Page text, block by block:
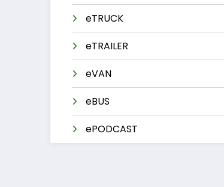
eTRUCK
eTRAILER
eVAN
eBUS
ePODCAST